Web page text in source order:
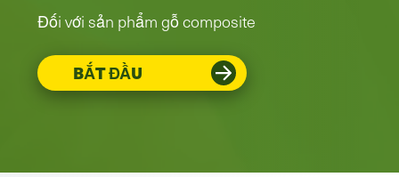
Đối với sản phẩm gỗ composite
BẮT ĐẦU